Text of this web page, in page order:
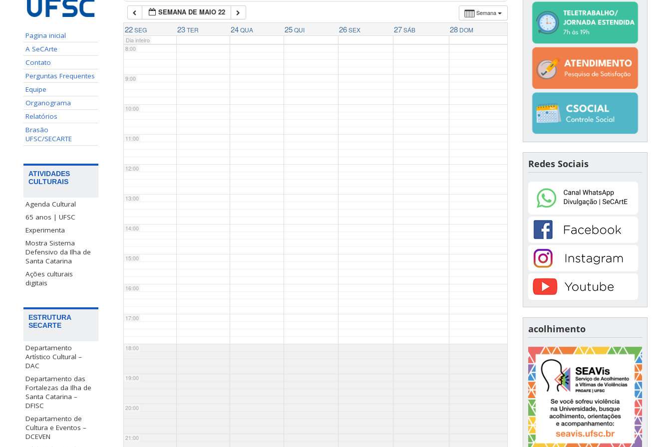
Pagina inicial
A SeCArte
Contato
Perguntas Frequentes
Equipe
Organograma
Relatórios
Brasão
UFSC/SECARTE
ATIVIDADES
CULTURAIS
Agenda Cultural
65 anos | UFSC
Experimenta
Mostra Sistema
Defensivo da Ilha de
Santa Catarina
Ações culturais
digitais
ESTRUTURA
SECARTE
Departamento
Artístico Cultural –
DAC
Departamento das
Fortalezas da Ilha de
Santa Catarina –
DFISC
Departamento de
Cultura e Eventos –
DCEVEN
Semana
SEMANA DE MAIO 22
22 SEG 23 TER 24 QUA 25 QUI 26 SEX 27 SÁB 28 DOM
Dia inteiro
7:00
8:00
9:00
10:00
11:00
12:00
13:00
14:00
15:00
16:00
17:00
18:00
19:00
20:00
21:00
Redes Sociais
acolhimento